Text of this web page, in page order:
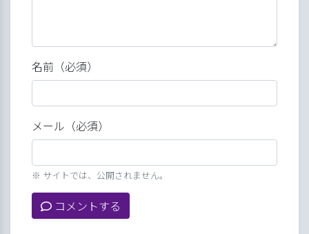
名前（必須）
メール（必須）
※ サイトでは、公開されません。
コメントする